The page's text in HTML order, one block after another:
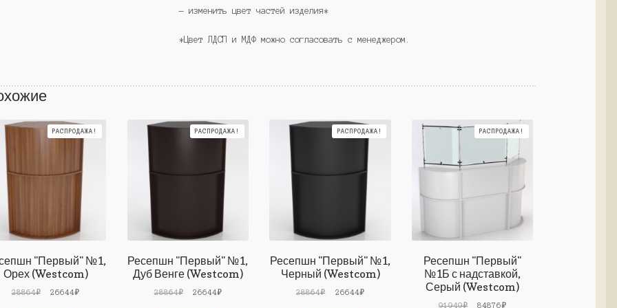
— изменить цвет частей изделия*
*Цвет ЛДСП и МДФ можно согласовать с менеджером.
"Первый" №1,
Орех (Westcom)
РАСПРОДАЖА!
28864₽
Первоначальная
26644₽Текущая
Ресепшн "Первый" №1,
Дуб Венге (Westcom)
РАСПРОДАЖА!
28864₽
Первоначальная
26644₽Текущая
Ресепшн "Первый" №1,
Черный (Westcom)
РАСПРОДАЖА!
28864₽
Первоначальная
26644₽Текущая
Ресепшн "Первый"
№1Б с надставкой,
Серый (Westcom)
РАСПРОДАЖА!
91949₽
Первоначальная
84876₽Текущая